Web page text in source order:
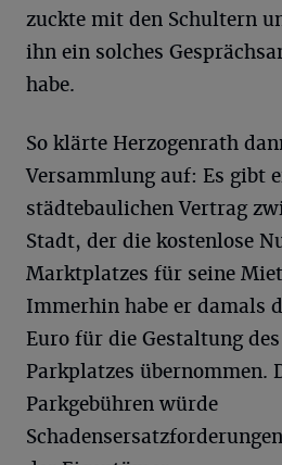
zuckte mit den Schultern
ihn ein solches
habe.
So klärte Herzogenrath
Versammlung auf: Es gibt
städtebaulichen Vertrag
Stadt, der die kostenlose
Marktplatzes für seine
Immerhin habe er damals
Euro für die Gestaltung
Parkplatzes übernommen.
Parkgebühren würde